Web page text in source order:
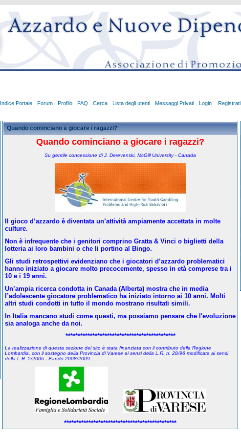
Indice Portale Forum Profilo FAQ Cerca Lista degli utenti Messaggi Privati Login Registrati
Quando cominciano a giocare i ragazzi?
Quando cominciano a giocare i ragazzi?
Su gentile concessione di J. Derevenski, McGill University - Canada
Il gioco d’azzardo è diventata un’attività ampiamente accettata in molte
culture.
Non è infrequente che i genitori comprino Gratta & Vinci o biglietti della
lotteria ai loro bambini o che li portino al Bingo.
Gli studi retrospettivi evidenziano che i giocatori d’azzardo problematici
hanno iniziato a giocare molto precocemente, spesso in età comprese tra i
10 e i 19 anni.
Un’ampia ricerca condotta in Canada (Alberta) mostra che in media
l’adolescente giocatore problematico ha iniziato intorno ai 10 anni. Molti
altri studi condotti in tutto il mondo mostrano risultati simili.
In Italia mancano studi come questi, ma possiamo pensare che l'evoluzione
sia analoga anche da noi.
*********************************************
La realizzazione di questa sezione del sito è stata finanziata con il contributo della Regione
Lombardia, con il sostegno della Provincia di Varese ai sensi della L.R. n. 28/96 modificata ai sensi
della L.R. 5/2006 - Bando 2008/2009
**********************************************